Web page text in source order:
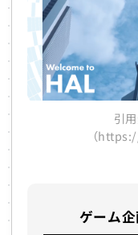
引
（
ゲーム